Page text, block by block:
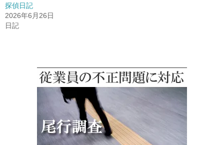
探偵日記
2026年6月26日
日記